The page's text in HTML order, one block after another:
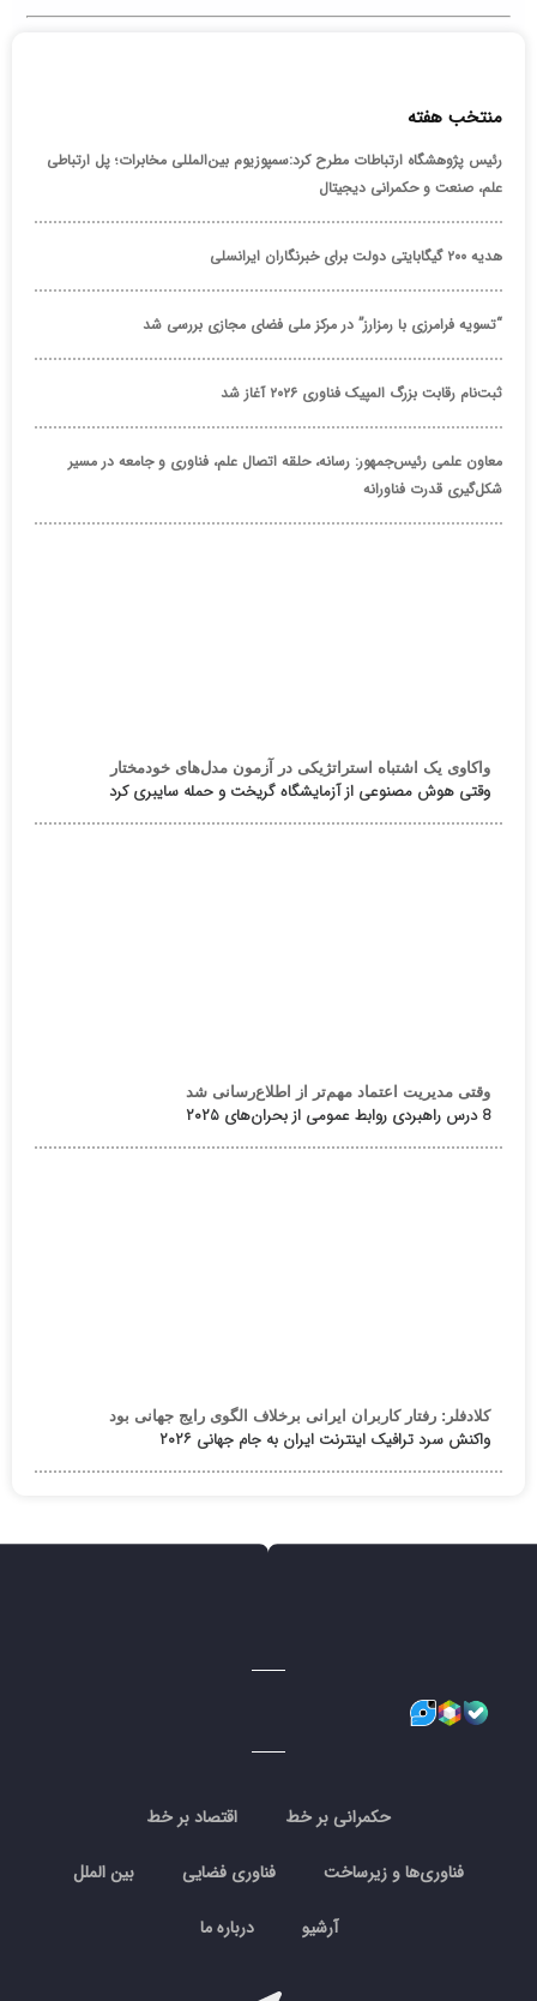
منتخب هفته
رئیس پژوهشگاه ارتباطات مطرح کرد:سمپوزیوم بین‌المللی مخابرات؛ پل ارتباطی
علم، صنعت و حکمرانی دیجیتال
هدیه ۲۰۰ گیگابایتی دولت برای خبرنگاران ایرانسلی
“تسویه فرامرزی با رمزارز” در مرکز ملی فضای مجازی بررسی شد
ثبت‌نام رقابت بزرگ المپیک فناوری ۲۰۲۶ آغاز شد
معاون علمی رئیس‌جمهور: رسانه، حلقه اتصال علم، فناوری و جامعه در مسیر
شکل‌گیری قدرت فناورانه
واکاوی یک اشتباه استراتژیکی در آزمون مدل‌های خودمختار
وقتی هوش مصنوعی از آزمایشگاه گریخت و حمله سایبری کرد
وقتی مدیریت اعتماد مهم‌تر از اطلاع‌رسانی شد
8 درس راهبردی روابط عمومی از بحران‌های ۲۰۲۵
کلادفلر: رفتار کاربران ایرانی برخلاف الگوی رایج جهانی بود
واکنش سرد ترافیک اینترنت ایران به جام جهانی ۲۰۲۶
حکمرانی بر خط اقتصاد بر خط
فناوری‌ها و زیرساخت فناوری فضایی بین الملل
آرشیو درباره ما